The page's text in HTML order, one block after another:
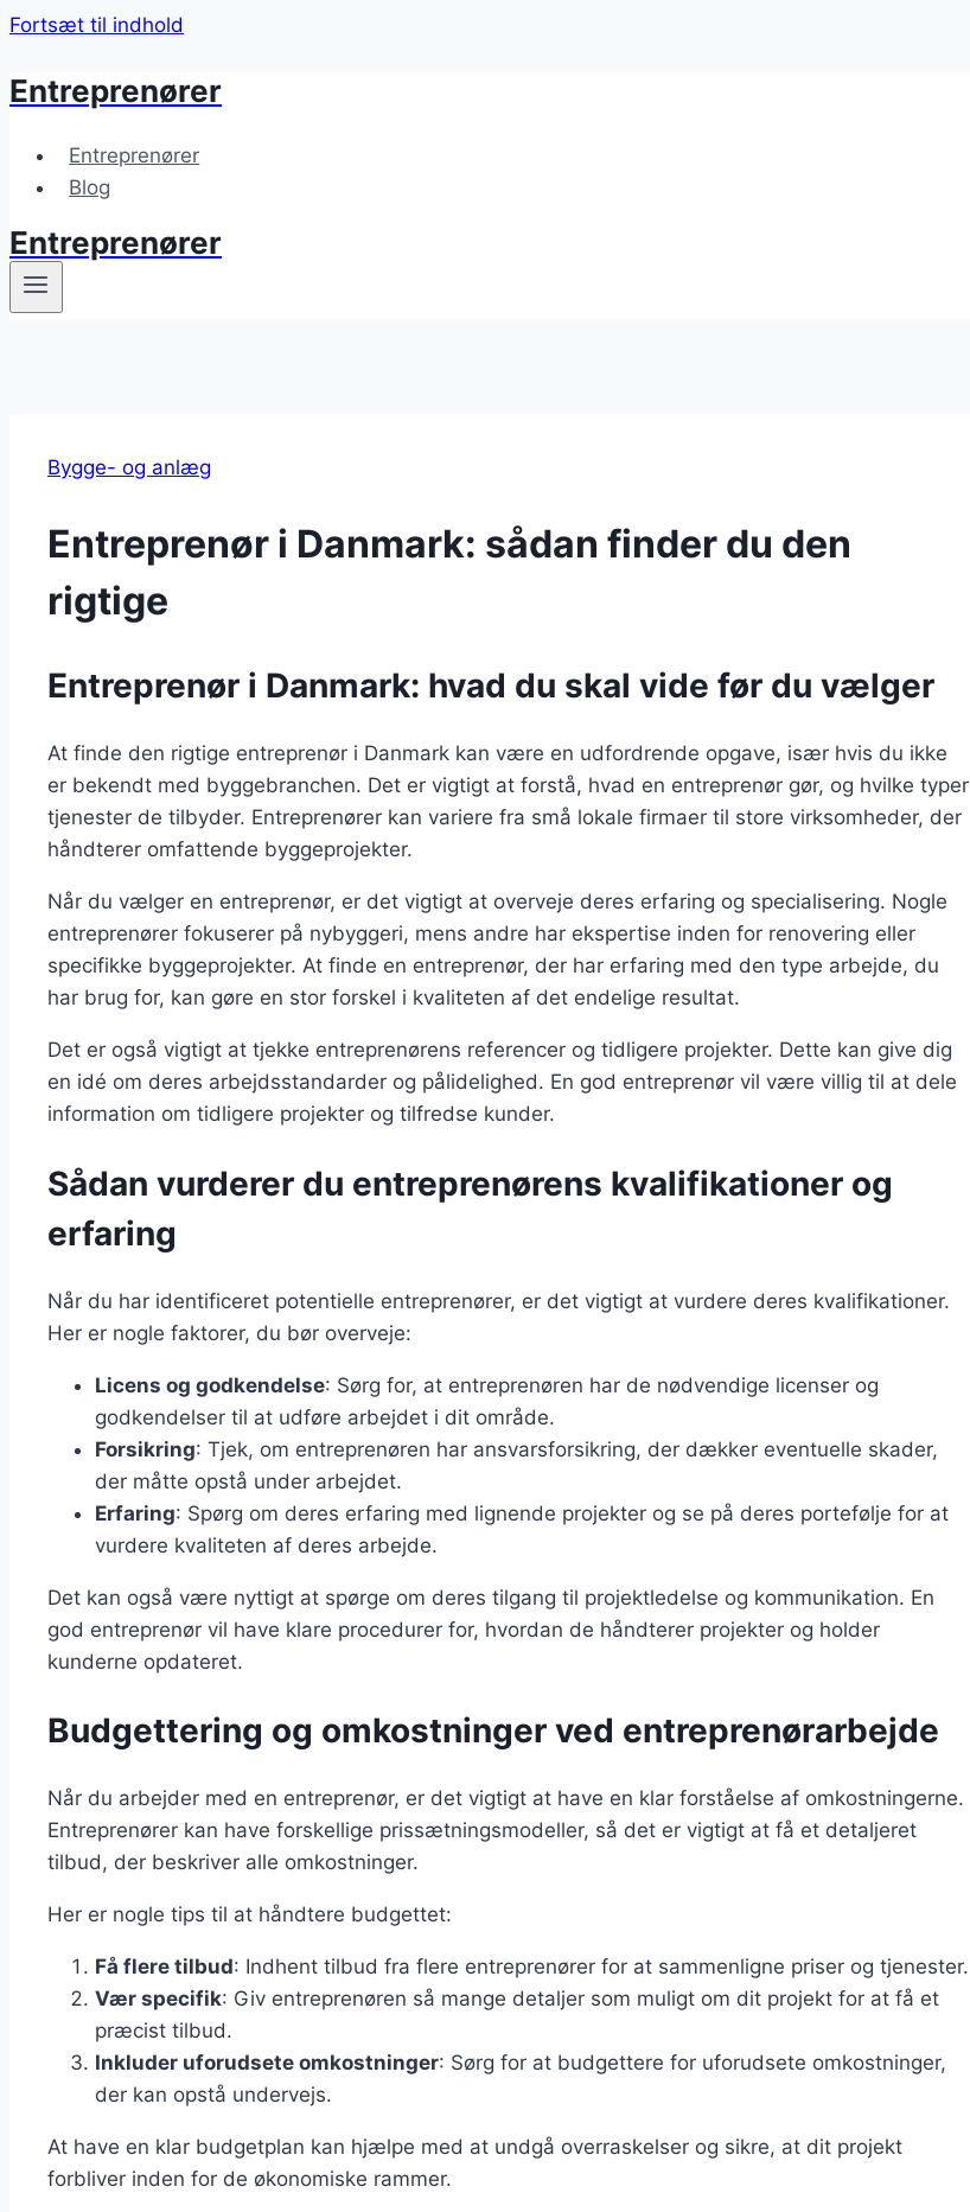
Fortsæt til indhold
Entreprenører
Entreprenører
Blog
Entreprenører
Bygge- og anlæg
Entreprenør i Danmark: sådan finder du den
rigtige
Entreprenør i Danmark: hvad du skal vide før du vælger
At finde den rigtige entreprenør i Danmark kan være en udfordrende opgave, især hvis du ikke
er bekendt med byggebranchen. Det er vigtigt at forstå, hvad en entreprenør gør, og hvilke typer
tjenester de tilbyder. Entreprenører kan variere fra små lokale firmaer til store virksomheder, der
håndterer omfattende byggeprojekter.
Når du vælger en entreprenør, er det vigtigt at overveje deres erfaring og specialisering. Nogle
entreprenører fokuserer på nybyggeri, mens andre har ekspertise inden for renovering eller
specifikke byggeprojekter. At finde en entreprenør, der har erfaring med den type arbejde, du
har brug for, kan gøre en stor forskel i kvaliteten af det endelige resultat.
Det er også vigtigt at tjekke entreprenørens referencer og tidligere projekter. Dette kan give dig
en idé om deres arbejdsstandarder og pålidelighed. En god entreprenør vil være villig til at dele
information om tidligere projekter og tilfredse kunder.
Sådan vurderer du entreprenørens kvalifikationer og
erfaring
Når du har identificeret potentielle entreprenører, er det vigtigt at vurdere deres kvalifikationer.
Her er nogle faktorer, du bør overveje:
Licens og godkendelse: Sørg for, at entreprenøren har de nødvendige licenser og
godkendelser til at udføre arbejdet i dit område.
Forsikring: Tjek, om entreprenøren har ansvarsforsikring, der dækker eventuelle skader,
der måtte opstå under arbejdet.
Erfaring: Spørg om deres erfaring med lignende projekter og se på deres portefølje for at
vurdere kvaliteten af deres arbejde.
Det kan også være nyttigt at spørge om deres tilgang til projektledelse og kommunikation. En
god entreprenør vil have klare procedurer for, hvordan de håndterer projekter og holder
kunderne opdateret.
Budgettering og omkostninger ved entreprenørarbejde
Når du arbejder med en entreprenør, er det vigtigt at have en klar forståelse af omkostningerne.
Entreprenører kan have forskellige prissætningsmodeller, så det er vigtigt at få et detaljeret
tilbud, der beskriver alle omkostninger.
Her er nogle tips til at håndtere budgettet:
Få flere tilbud: Indhent tilbud fra flere entreprenører for at sammenligne priser og tjenester.
Vær specifik: Giv entreprenøren så mange detaljer som muligt om dit projekt for at få et
præcist tilbud.
Inkluder uforudsete omkostninger: Sørg for at budgettere for uforudsete omkostninger,
der kan opstå undervejs.
At have en klar budgetplan kan hjælpe med at undgå overraskelser og sikre, at dit projekt
forbliver inden for de økonomiske rammer.